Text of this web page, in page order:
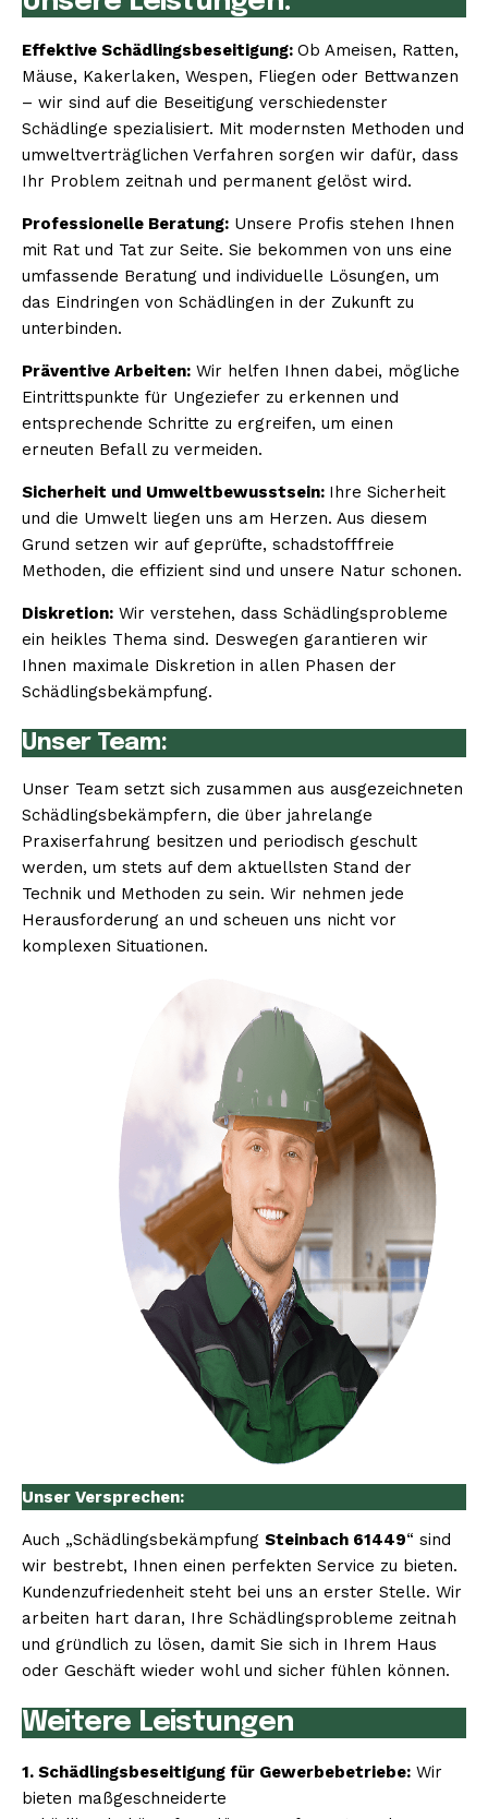
Effektive Schädlingsbeseitigung: Ob Ameisen, Ratten,
Mäuse, Kakerlaken, Wespen, Fliegen oder Bettwanzen
– wir sind auf die Beseitigung verschiedenster
Schädlinge spezialisiert. Mit modernsten Methoden und
umweltverträglichen Verfahren sorgen wir dafür, dass
Ihr Problem zeitnah und permanent gelöst wird.
Professionelle Beratung: Unsere Profis stehen Ihnen
mit Rat und Tat zur Seite. Sie bekommen von uns eine
umfassende Beratung und individuelle Lösungen, um
das Eindringen von Schädlingen in der Zukunft zu
unterbinden.
Präventive Arbeiten: Wir helfen Ihnen dabei, mögliche
Eintrittspunkte für Ungeziefer zu erkennen und
entsprechende Schritte zu ergreifen, um einen
erneuten Befall zu vermeiden.
Sicherheit und Umweltbewusstsein: Ihre Sicherheit
und die Umwelt liegen uns am Herzen. Aus diesem
Grund setzen wir auf geprüfte, schadstofffreie
Methoden, die effizient sind und unsere Natur schonen.
Diskretion: Wir verstehen, dass Schädlingsprobleme
ein heikles Thema sind. Deswegen garantieren wir
Ihnen maximale Diskretion in allen Phasen der
Schädlingsbekämpfung.
Unser Team:
Unser Team setzt sich zusammen aus ausgezeichneten
Schädlingsbekämpfern, die über jahrelange
Praxiserfahrung besitzen und periodisch geschult
werden, um stets auf dem aktuellsten Stand der
Technik und Methoden zu sein. Wir nehmen jede
Herausforderung an und scheuen uns nicht vor
komplexen Situationen.
Unser Versprechen:
Auch „Schädlingsbekämpfung Steinbach 61449“ sind
wir bestrebt, Ihnen einen perfekten Service zu bieten.
Kundenzufriedenheit steht bei uns an erster Stelle. Wir
arbeiten hart daran, Ihre Schädlingsprobleme zeitnah
und gründlich zu lösen, damit Sie sich in Ihrem Haus
oder Geschäft wieder wohl und sicher fühlen können.
Weitere Leistungen
1. Schädlingsbeseitigung für Gewerbebetriebe: Wir
bieten maßgeschneiderte